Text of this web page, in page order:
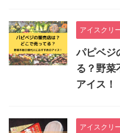
アイスクリ
パピベジ
る？野菜
アイス！
アイスクリ